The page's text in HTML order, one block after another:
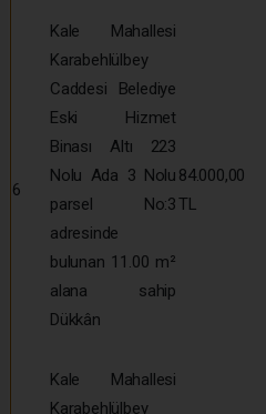
6
Kale Mahallesi
Karabehlülbey
Caddesi Belediye
Eski Hizmet
Binası Altı 223
Nolu Ada 3 Nolu
parsel No:3
adresinde
bulunan 11.00 m²
alana sahip
Dükkân
84.000,00
TL
Kale Mahallesi
Karabehlülbey